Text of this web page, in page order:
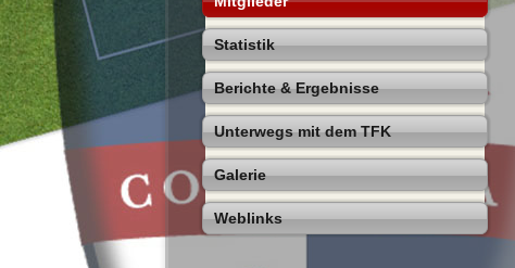
Statistik
Berichte & Ergebnisse
Unterwegs mit dem TFK
Galerie
Weblinks